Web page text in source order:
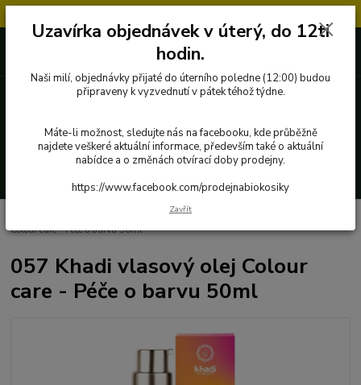
727 862 655, 737 283 505
Khadi
Colour care - Péče o barvu 50ml
057 Khadi vlasový olej Colour
care - Péče o barvu 50ml
Uzavírka objednávek v úterý, do 12ti
hodin.
Naši milí, objednávky přijaté do úterního poledne (12:00) budou
připraveny k vyzvednutí v pátek téhož týdne.
Máte-li možnost, sledujte nás na facebooku, kde průběžně
najdete veškeré aktuální informace, především také o aktuální
nabídce a o změnách otvírací doby prodejny.
https://www.facebook.com/prodejnabiokosiky
Zavřít